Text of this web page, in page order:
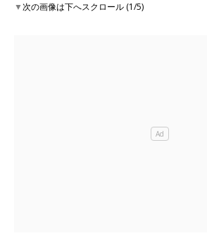
▼次の画像は下へスクロール (1/5)